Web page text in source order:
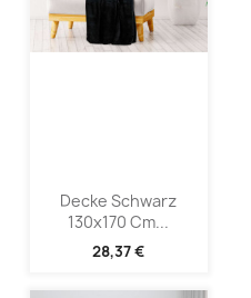
Decke Schwarz
130x170 Cm...
28,37 €